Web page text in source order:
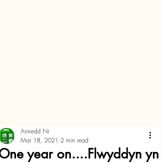
year on....Flwyddyn yn
Annedd Ni
Mar 18, 2021 2 min read